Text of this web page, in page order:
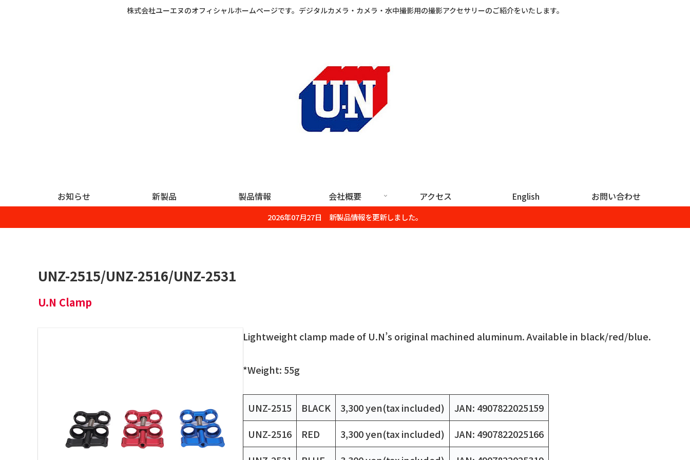
株式会社ユーエヌのオフィシャルホームページです。デジタルカメラ・カメラ・水中撮影用の撮影アクセサリーのご紹介をいたします。
お知らせ 新製品 製品情報 会社概要 アクセス English お問い合わせ
2026年07月27日 新製品情報を更新しました。
UNZ-2515/UNZ-2516/UNZ-2531
U.N Clamp
Lightweight clamp made of U.N’s original machined aluminum. Available in black/red/blue.
*Weight: 55g
UNZ-2515 BLACK 3,300 yen(tax included)
JAN: 4907822025159
UNZ-2516
RED 3,300 yen(tax included)
JAN: 4907822025166